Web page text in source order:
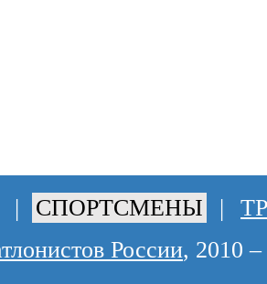
| СПОРТСМЕНЫ |
России, 2010